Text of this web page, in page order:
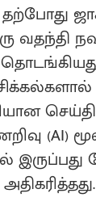
வதந்தி
(AI)
இருப்பது